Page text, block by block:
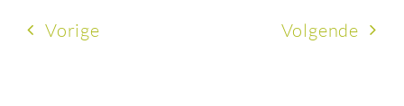
Vorige Volgende